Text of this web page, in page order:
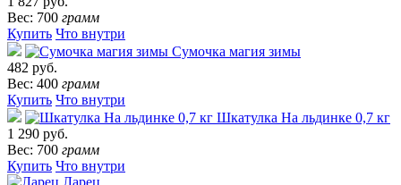
Вес: 700 грамм
Купить Что внутри
Сумочка магия зимы
482 руб.
Вес: 400 грамм
Купить Что внутри
Шкатулка На льдинке 0,7 кг
1 290 руб.
Вес: 700 грамм
Купить Что внутри